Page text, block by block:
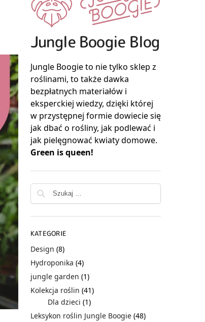
Jungle Boogie Blog
Jungle Boogie to nie tylko sklep z
roślinami, to także dawka
bezpłatnych materiałów i
eksperckiej wiedzy, dzięki której
w przystępnej formie dowiecie się
jak dbać o rośliny, jak podlewać i
jak pielęgnować kwiaty domowe.
Green is queen!
KATEGORIE
Design (8)
Hydroponika (4)
jungle garden (1)
Kolekcja roślin (41)
Dla dzieci (1)
Leksykon roślin Jungle Boogie(48)